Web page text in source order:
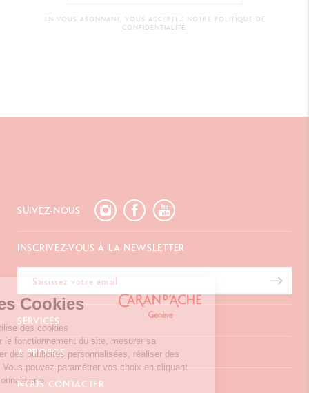
des Cookies
internet utilise des cookies
d’assurer le fonctionnement du site, mesurer sa
afficher des publicités personnalisées, réaliser des
ciblées. Vous pouvez paramétrer vos choix en cliquant
« Personnaliser ».
EN VOUS ABONNANT, VOUS ACCEPTEZ NOTRE POLITIQUE DE
CONFIDENTIALITÉ.
SUIVEZ-NOUS
INSCRIVEZ-VOUS À LA NEWSLETTER
SERVICES
E-Carte Cadeau
Paiements
Livraison
Retours
A PROPOS
FAQ
NOUS CONTACTER